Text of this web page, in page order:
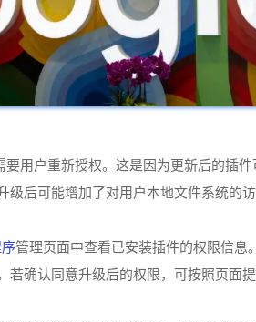
用户重新授权。这是因为更新后的插
后可能增加了对用户本地文件系统的
管理页面中查看已安装插件的权限信息
确认同意升级后的权限，可按照页面